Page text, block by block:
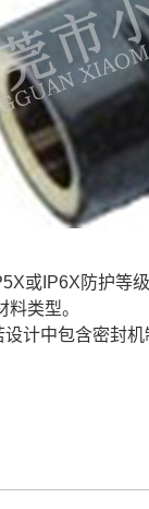
或IP6X防护等
类型。
计中包含密封